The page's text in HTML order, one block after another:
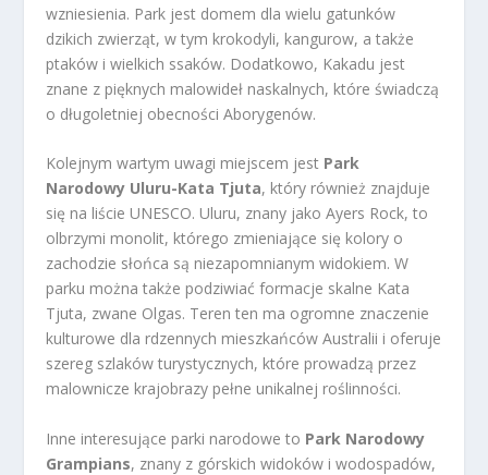
wzniesienia. Park jest domem dla wielu gatunków
dzikich zwierząt, w tym krokodyli, kangurow, a także
ptaków i wielkich ssaków. Dodatkowo, Kakadu jest
znane z pięknych malowideł naskalnych, które świadczą
o długoletniej obecności Aborygenów.
Kolejnym wartym uwagi miejscem jest Park
Narodowy Uluru-Kata Tjuta, który również znajduje
się na liście UNESCO. Uluru, znany jako Ayers Rock, to
olbrzymi monolit, którego zmieniające się kolory o
zachodzie słońca są niezapomnianym widokiem. W
parku można także podziwiać formacje skalne Kata
Tjuta, zwane Olgas. Teren ten ma ogromne znaczenie
kulturowe dla rdzennych mieszkańców Australii i oferuje
szereg szlaków turystycznych, które prowadzą przez
malownicze krajobrazy pełne unikalnej roślinności.
Inne interesujące parki narodowe to Park Narodowy
Grampians, znany z górskich widoków i wodospadów,